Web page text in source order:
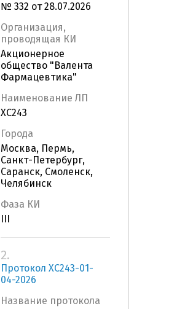
№ 332 от 28.07.2026
Организация,
проводящая КИ
Акционерное
общество "Валента
Фармацевтика"
Наименование ЛП
ХС243
Города
Москва, Пермь,
Санкт-Петербург,
Саранск, Смоленск,
Челябинск
Фаза КИ
2.
Протокол ХС243-01-
04-2026
Название протокола